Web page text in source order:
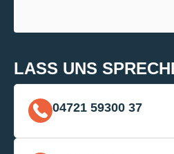
LASS UNS
04721 59300 37